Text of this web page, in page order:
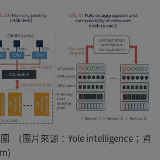
(圖片來源：Yole intelligence；資